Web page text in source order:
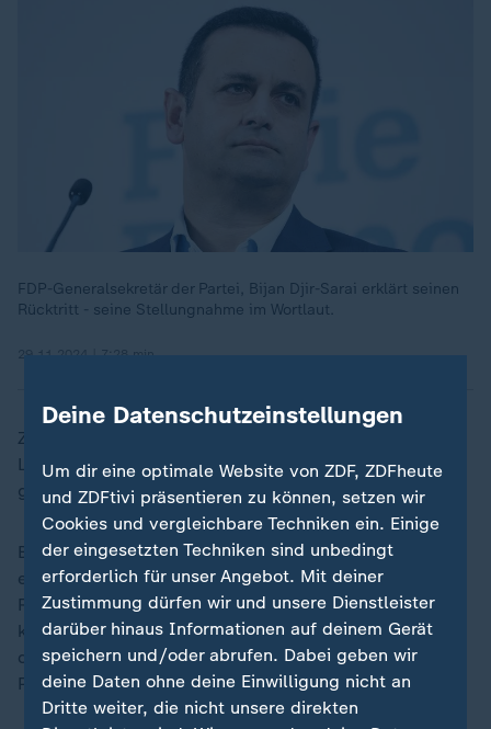
FDP-Generalsekretär der Partei, Bijan Djir-Sarai erklärt seinen
Rücktritt - seine Stellungnahme im Wortlaut.
Zuvor hatte die Bundesvorsitzende der Jungen
Liberalen, Franziska Brandmann, offen seinen Rücktritt
gefordert.
Brandmann selbst hatte noch am 26. November in
einem Spitzengespräch mit dem "Spiegel" die
Recherchen in Zweifel gezogen und gesagt: "Ich
kenne alle Personen, die da bei diesen Gesprächen
dabei gewesen sein sollen und ich habe mit diesen
Personen gesprochen." Und weiter:
Deine Datenschutzeinstellungen
Um dir eine optimale Website von ZDF, ZDFheute
und ZDFtivi präsentieren zu können, setzen wir
Cookies und vergleichbare Techniken ein. Einige
der eingesetzten Techniken sind unbedingt
erforderlich für unser Angebot. Mit deiner
Zustimmung dürfen wir und unsere Dienstleister
darüber hinaus Informationen auf deinem Gerät
speichern und/oder abrufen. Dabei geben wir
deine Daten ohne deine Einwilligung nicht an
Dritte weiter, die nicht unsere direkten